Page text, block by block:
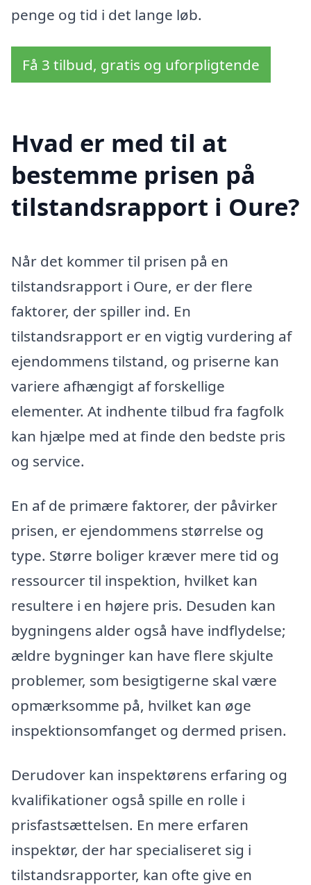
penge og tid i det lange løb.
Få 3 tilbud, gratis og uforpligtende
Hvad er med til at
bestemme prisen på
tilstandsrapport i Oure?
Når det kommer til prisen på en
tilstandsrapport i Oure, er der flere
faktorer, der spiller ind. En
tilstandsrapport er en vigtig vurdering af
ejendommens tilstand, og priserne kan
variere afhængigt af forskellige
elementer. At indhente tilbud fra fagfolk
kan hjælpe med at finde den bedste pris
og service.
En af de primære faktorer, der påvirker
prisen, er ejendommens størrelse og
type. Større boliger kræver mere tid og
ressourcer til inspektion, hvilket kan
resultere i en højere pris. Desuden kan
bygningens alder også have indflydelse;
ældre bygninger kan have flere skjulte
problemer, som besigtigerne skal være
opmærksomme på, hvilket kan øge
inspektionsomfanget og dermed prisen.
Derudover kan inspektørens erfaring og
kvalifikationer også spille en rolle i
prisfastsættelsen. En mere erfaren
inspektør, der har specialiseret sig i
tilstandsrapporter, kan ofte give en